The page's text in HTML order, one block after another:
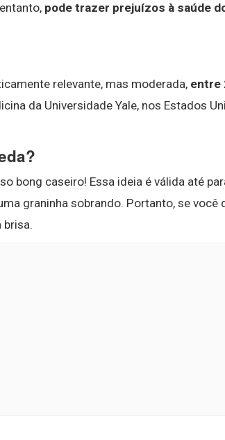
pode trazer prejuízos à saúde
relevante, mas moderada, entre
da Universidade Yale, nos Estados
bong caseiro! Essa ideia é válida até
graninha sobrando. Portanto, se você
brisa.